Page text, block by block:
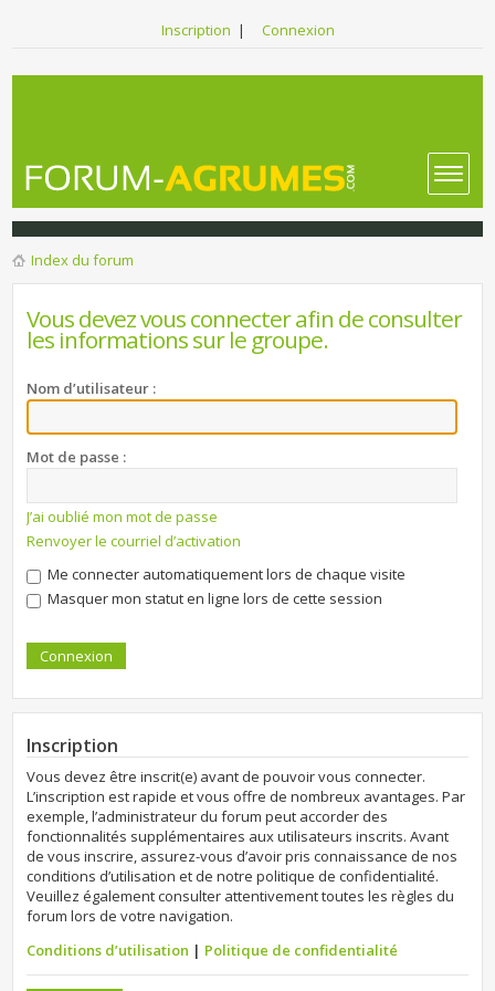
Inscription | Connexion
Index du forum
Vous devez vous connecter afin de consulter
les informations sur le groupe.
Nom d’utilisateur :
Mot de passe :
J’ai oublié mon mot de passe
Renvoyer le courriel d’activation
Me connecter automatiquement lors de chaque visite
Masquer mon statut en ligne lors de cette session
Inscription
Vous devez être inscrit(e) avant de pouvoir vous connecter.
L’inscription est rapide et vous offre de nombreux avantages. Par
exemple, l’administrateur du forum peut accorder des
fonctionnalités supplémentaires aux utilisateurs inscrits. Avant
de vous inscrire, assurez-vous d’avoir pris connaissance de nos
conditions d’utilisation et de notre politique de confidentialité.
Veuillez également consulter attentivement toutes les règles du
forum lors de votre navigation.
Conditions d’utilisation | Politique de confidentialité